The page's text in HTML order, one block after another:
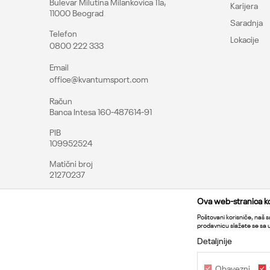
Kvantum sport d.o.o.
Pošalji
11000 Beograd
Telefon
0800 222 333
Email
office@kvantumsport.com
Račun
Banca Intesa 160-487614-91
PIB
109952524
Matični broj
21270237
Karijera
Saradnja
Lokacije
Ova web-stranica
Poštovani korisniče, naš
prodavnicu slažete se sa
Detaljnije